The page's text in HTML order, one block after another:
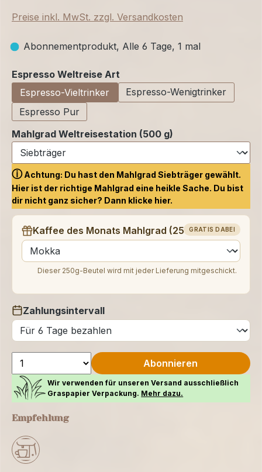
Preise inkl. MwSt. zzgl. Versandkosten
Abonnementprodukt, Alle 6 Tage, 1 mal
Espresso Weltreise Art
Espresso-Vieltrinker
Espresso-Wenigtrinker
Espresso Pur
Mahlgrad Weltreisestation (500 g)
ⓘAchtung: Du hast den Mahlgrad Siebträger gewählt.
Hier ist der richtige Mahlgrad eine heikle Sache. Du bist
dir nicht ganz sicher? Dann klicke hier.
GRATIS DABEI
Kaffee des Monats Mahlgrad (250 g)
auswählen
Dieser 250g-Beutel wird mit jeder Lieferung mitgeschickt.
Zahlungsintervall
auswählen
Abonnieren
Wir verwenden für unseren Versand ausschließlich
Graspapier Verpackung. Mehr dazu.
Empfehlung